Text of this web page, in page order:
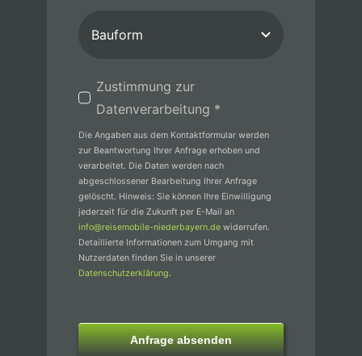
Zustimmung zur
Datenverarbeitung *
Die Angaben aus dem Kontaktformular werden
zur Beantwortung Ihrer Anfrage erhoben und
verarbeitet. Die Daten werden nach
abgeschlossener Bearbeitung Ihrer Anfrage
gelöscht. Hinweis: Sie können Ihre Einwilligung
jederzeit für die Zukunft per E-Mail an
info@reisemobile-niederbayern.de widerrufen.
Detaillierte Informationen zum Umgang mit
Nutzerdaten finden Sie in unserer
Datenschutzerklärung.
Anfrage absenden